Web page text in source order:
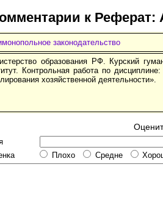
к Реферат:
законодательство
образования РФ. Курский
Контрольная работа по
хозяйственной деятельности».
Плохо Средне